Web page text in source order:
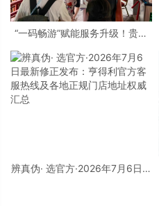
“一码畅游”赋能服务升级！贵阳
慧游玩新模式
辨真伪· 选官方·2026年7月6日最